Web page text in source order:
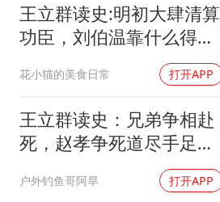
王立群读史:明初大肆清算
功臣，刘伯温靠什么得以
花小猫的美食日常 打开APP
王立群读史：兄弟争相赴
死，赵孝争死道尽手足真
户外钓鱼哥阿旱 打开APP